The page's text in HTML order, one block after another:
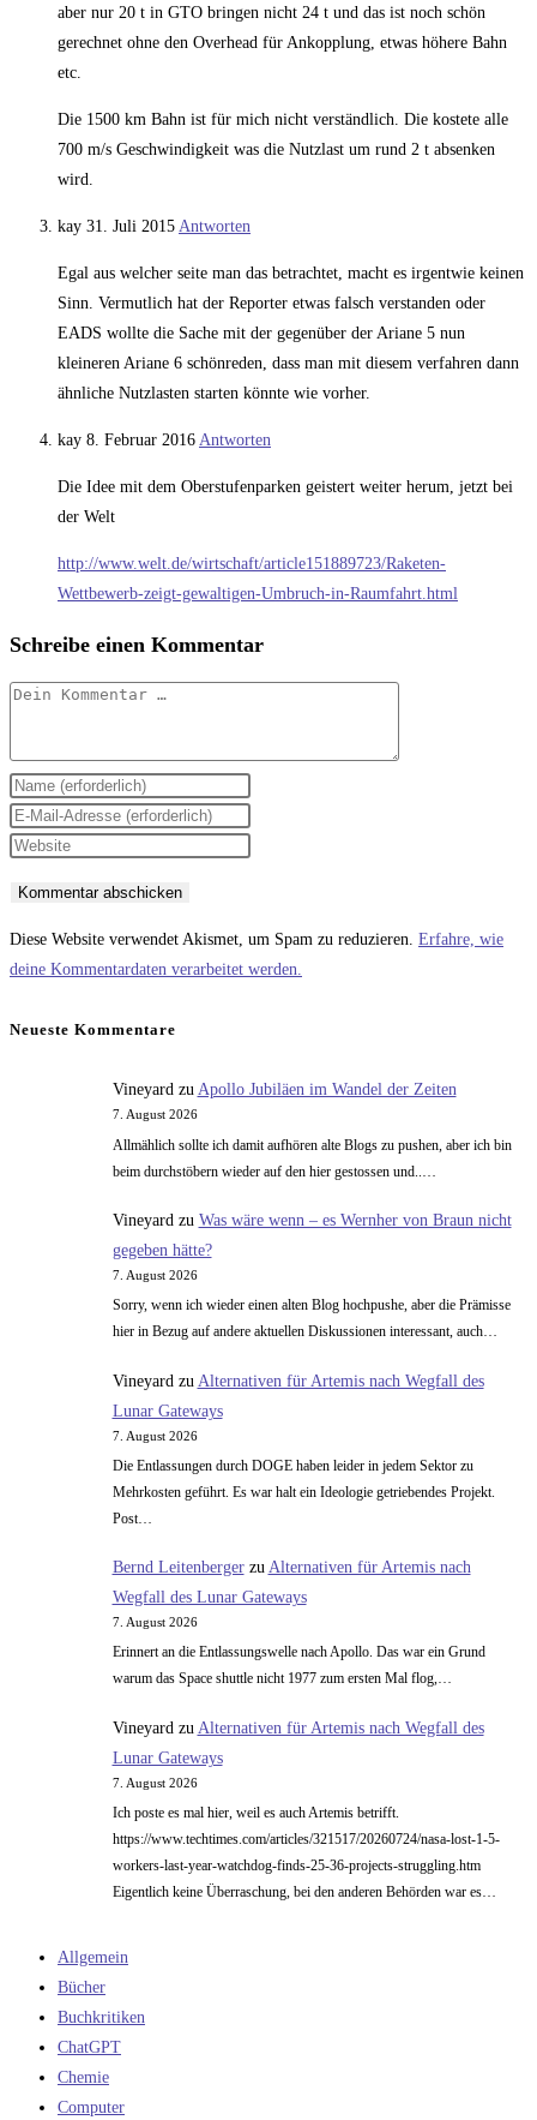
aber nur 20 t in GTO bringen nicht 24 t und das ist noch schön
gerechnet ohne den Overhead für Ankopplung, etwas höhere Bahn
etc.
Die 1500 km Bahn ist für mich nicht verständlich. Die kostete alle
700 m/s Geschwindigkeit was die Nutzlast um rund 2 t absenken
wird.
kay 31. Juli 2015 Antworten
Egal aus welcher seite man das betrachtet, macht es irgentwie keinen
Sinn. Vermutlich hat der Reporter etwas falsch verstanden oder
EADS wollte die Sache mit der gegenüber der Ariane 5 nun
kleineren Ariane 6 schönreden, dass man mit diesem verfahren dann
ähnliche Nutzlasten starten könnte wie vorher.
kay 8. Februar 2016 Antworten
Die Idee mit dem Oberstufenparken geistert weiter herum, jetzt bei
der Welt
http://www.welt.de/wirtschaft/article151889723/Raketen-
Wettbewerb-zeigt-gewaltigen-Umbruch-in-Raumfahrt.html
Schreibe einen Kommentar
Kommentar
Gib
deinen
Namen
zum
Kommentieren
Gib
deine
Adresse
zum
ein
Gib
URL
ein
Diese Website verwendet Akismet, um Spam zu reduzieren. Erfahre, wie
deine Kommentardaten verarbeitet werden.
Neueste Kommentare
Vineyardzu Apollo Jubiläen im Wandel der Zeiten
7. August 2026
Allmählich sollte ich damit aufhören alte Blogs zu pushen, aber ich bin
beim durchstöbern wieder auf den hier gestossen und..…
Vineyard zu Was wäre wenn – es Wernher von Braun nicht
gegeben hätte?
7. August 2026
Sorry, wenn ich wieder einen alten Blog hochpushe, aber die Prämisse
hier in Bezug auf andere aktuellen Diskussionen interessant, auch…
Vineyard zu Alternativen für Artemis nach Wegfall des
Lunar Gateways
7. August 2026
Die Entlassungen durch DOGE haben leider in jedem Sektor zu
Mehrkosten geführt. Es war halt ein Ideologie getriebendes Projekt.
Post…
Bernd Leitenbergerzu Alternativen für Artemis nach
Wegfall des Lunar Gateways
7. August 2026
Erinnert an die Entlassungswelle nach Apollo. Das war ein Grund
warum das Space shuttle nicht 1977 zum ersten Mal flog,…
Vineyard zu Alternativen für Artemis nach Wegfall des
Lunar Gateways
7. August 2026
Ich poste es mal hier, weil es auch Artemis betrifft.
https://www.techtimes.com/articles/321517/20260724/nasa-lost-1-5-
workers-last-year-watchdog-finds-25-36-projects-struggling.htm
Eigentlich keine Überraschung, bei den anderen Behörden war es…
Allgemein
Bücher
Buchkritiken
ChatGPT
Chemie
Computer